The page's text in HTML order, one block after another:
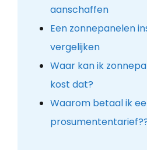
aanschaffen
Een zonnepanelen
vergelijken
Waar kan ik
kost dat?
Waarom betaal ik